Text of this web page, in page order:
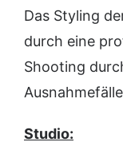
Das Styling
durch eine
Shooting
Studio: